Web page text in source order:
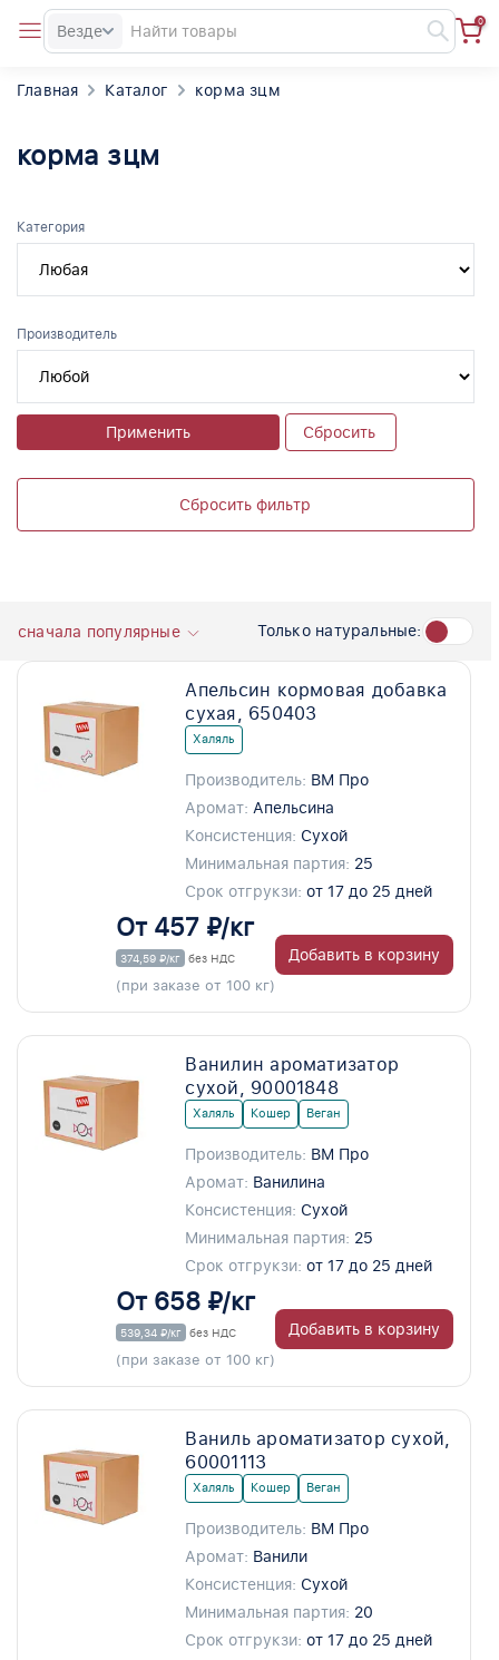
Везде
0
Главная Каталог корма зцм
корма зцм
Категория
Производитель
Применить Сбросить
Сбросить фильтр
сначала популярные Только натуральные:
Апельсин кормовая добавка
сухая, 650403
Халяль
Производитель: ВМ Про
Аромат: Апельсина
Консистенция: Сухой
Минимальная партия: 25
Срок отгрукзи: от 17 до 25 дней
От 457 ₽/кг
374,59 ₽/кг без НДС
(при заказе от 100 кг)
Добавить в корзину
Ванилин ароматизатор
сухой, 90001848
Халяль Кошер Веган
Производитель: ВМ Про
Аромат: Ванилина
Консистенция: Сухой
Минимальная партия: 25
Срок отгрукзи: от 17 до 25 дней
От 658 ₽/кг
539,34 ₽/кг без НДС
(при заказе от 100 кг)
Добавить в корзину
Ваниль ароматизатор сухой,
60001113
Халяль Кошер Веган
Производитель: ВМ Про
Аромат: Ванили
Консистенция: Сухой
Минимальная партия: 20
Срок отгрукзи: от 17 до 25 дней